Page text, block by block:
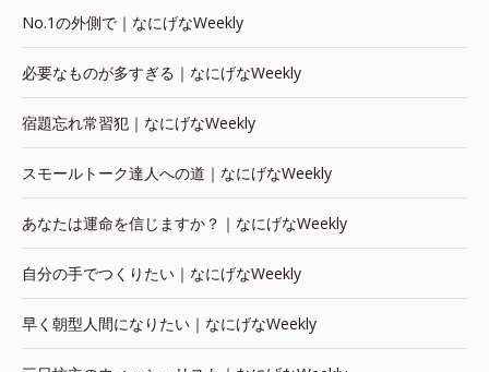
No.1の外側で｜なにげなWeekly
必要なものが多すぎる｜なにげなWeekly
宿題忘れ常習犯｜なにげなWeekly
スモールトーク達人への道｜なにげなWeekly
あなたは運命を信じますか？｜なにげなWeekly
自分の手でつくりたい｜なにげなWeekly
早く朝型人間になりたい｜なにげなWeekly